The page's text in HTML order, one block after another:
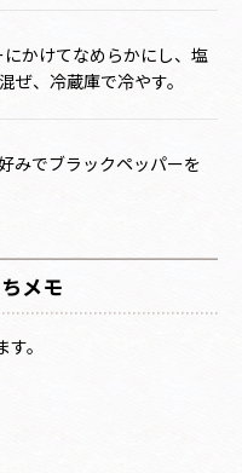
かけてなめらかにし、塩
ぜ、冷蔵庫で冷やす。
みでブラックペッパーを
メモ
。